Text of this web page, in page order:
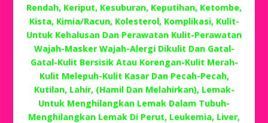
Rendah, Keriput, Kesuburan, Keputihan, Ketombe,
Kista, Kimia/Racun, Kolesterol, Komplikasi, Kulit-
Untuk Kehalusan Dan Perawatan Kulit-Perawatan
Wajah-Masker Wajah-Alergi Dikulit Dan Gatal-
Gatal-Kulit Bersisik Atau Korengan-Kulit Merah-
Kulit Melepuh-Kulit Kasar Dan Pecah-Pecah,
Kutilan, Lahir, (Hamil Dan Melahirkan), Lemak-
Untuk Menghilangkan Lemak Dalam Tubuh-
Menghilangkan Lemak Di Perut, Leukemia, Liver,